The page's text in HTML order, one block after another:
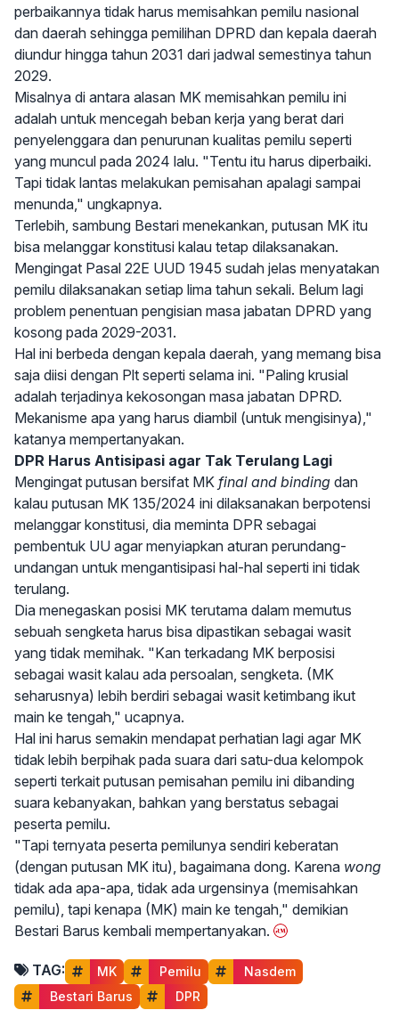
perbaikannya tidak harus memisahkan pemilu nasional
dan daerah sehingga pemilihan DPRD dan kepala daerah
diundur hingga tahun 2031 dari jadwal semestinya tahun
2029.
Misalnya di antara alasan MK memisahkan pemilu ini
adalah untuk mencegah beban kerja yang berat dari
penyelenggara dan penurunan kualitas pemilu seperti
yang muncul pada 2024 lalu. "Tentu itu harus diperbaiki.
Tapi tidak lantas melakukan pemisahan apalagi sampai
menunda," ungkapnya.
Terlebih, sambung Bestari menekankan, putusan MK itu
bisa melanggar konstitusi kalau tetap dilaksanakan.
Mengingat Pasal 22E UUD 1945 sudah jelas menyatakan
pemilu dilaksanakan setiap lima tahun sekali. Belum lagi
problem penentuan pengisian masa jabatan DPRD yang
kosong pada 2029-2031.
Hal ini berbeda dengan kepala daerah, yang memang bisa
saja diisi dengan Plt seperti selama ini. "Paling krusial
adalah terjadinya kekosongan masa jabatan DPRD.
Mekanisme apa yang harus diambil (untuk mengisinya),"
katanya mempertanyakan.
DPR Harus Antisipasi agar Tak Terulang Lagi
Mengingat putusan bersifat MK final and binding dan
kalau putusan MK 135/2024 ini dilaksanakan berpotensi
melanggar konstitusi, dia meminta DPR sebagai
pembentuk UU agar menyiapkan aturan perundang-
undangan untuk mengantisipasi hal-hal seperti ini tidak
terulang.
Dia menegaskan posisi MK terutama dalam memutus
sebuah sengketa harus bisa dipastikan sebagai wasit
yang tidak memihak. "Kan terkadang MK berposisi
sebagai wasit kalau ada persoalan, sengketa. (MK
seharusnya) lebih berdiri sebagai wasit ketimbang ikut
main ke tengah," ucapnya.
Hal ini harus semakin mendapat perhatian lagi agar MK
tidak lebih berpihak pada suara dari satu-dua kelompok
seperti terkait putusan pemisahan pemilu ini dibanding
suara kebanyakan, bahkan yang berstatus sebagai
peserta pemilu.
"Tapi ternyata peserta pemilunya sendiri keberatan
(dengan putusan MK itu), bagaimana dong. Karena wong
tidak ada apa-apa, tidak ada urgensinya (memisahkan
pemilu), tapi kenapa (MK) main ke tengah," demikian
Bestari Barus kembali mempertanyakan.
TAG: MK Pemilu
Nasdem
Bestari Barus
DPR